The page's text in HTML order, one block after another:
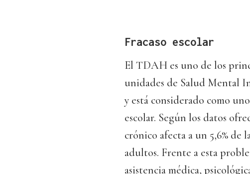
Fracaso escolar
El TDAH es uno de los
unidades de Salud Mental
y está considerado como
escolar. Según los datos
crónico afecta a un 5,6% de
adultos. Frente a esta
asistencia médica,